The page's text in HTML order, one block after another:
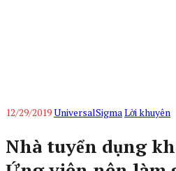
12/29/2019UniversalSigmaLời khuyên
Nhà tuyển dụng